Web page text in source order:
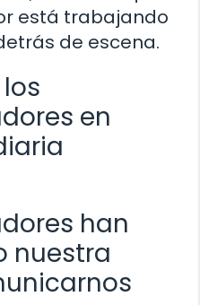
está trabajando
de escena.
en
han
nuestra